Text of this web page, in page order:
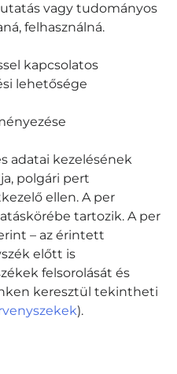
vagy tudományos
felhasználná.
kapcsolatos
lehetősége
adatai kezelésének
polgári pert
ellen. A per
tartozik. A per
– az érintett
előtt is
felsorolását és
keresztül tekintheti
).